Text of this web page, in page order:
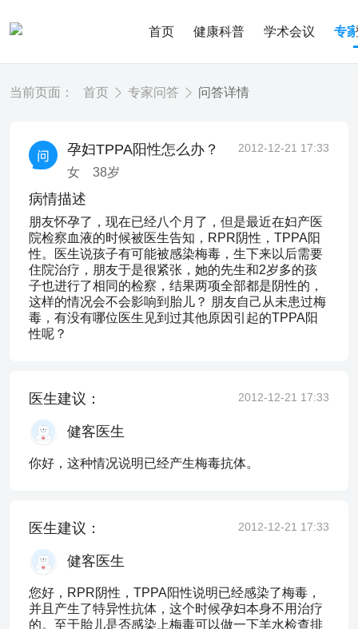
首页 健康科普 学术会议 专
当前页面： 首页 专家问答 问答详情
孕妇TPPA阳性怎么办？
女 38岁
2012-12-21 17:33
病情描述
朋友怀孕了，现在已经八个月了，但是最近在妇产医
院检察血液的时候被医生告知，RPR阴性，TPPA阳
性。医生说孩子有可能被感染梅毒，生下来以后需要
住院治疗，朋友于是很紧张，她的先生和2岁多的孩
子也进行了相同的检察，结果两项全部都是阴性的，
这样的情况会不会影响到胎儿？ 朋友自己从未患过梅
毒，有没有哪位医生见到过其他原因引起的TPPA阳
性呢？
医生建议： 2012-12-21 17:33
健客医生
你好，这种情况说明已经产生梅毒抗体。
医生建议： 2012-12-21 17:33
健客医生
您好，RPR阴性，TPPA阳性说明已经感染了梅毒，
并且产生了特异性抗体，这个时候孕妇本身不用治疗
的。至于胎儿是否感染上梅毒可以做一下羊水检查排